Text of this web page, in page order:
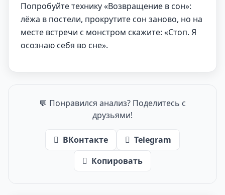
Попробуйте технику «Возвращение в сон»:
лёжа в постели, прокрутите сон заново, но на
месте встречи с монстром скажите: «Стоп. Я
осознаю себя во сне».
💬 Понравился анализ? Поделитесь с
друзьями!
ВКонтакте
Telegram
Копировать